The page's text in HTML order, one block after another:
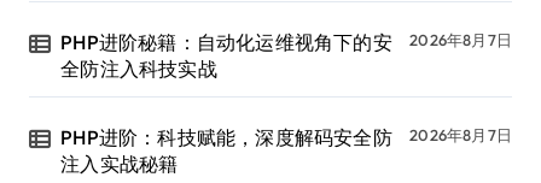
PHP进阶秘籍：自动化运维视角下的安
全防注入科技实战
2026年8月7日
PHP进阶：科技赋能，深度解码安全防
注入实战秘籍
2026年8月7日